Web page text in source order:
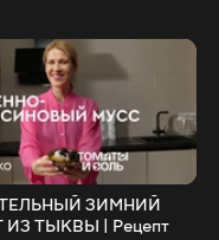
ЗИМНИЙ
ИЗ ТЫКВЫ | Рецепт